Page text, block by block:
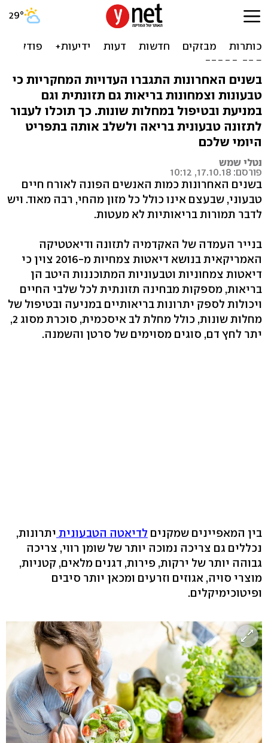
איך להפוך לטבעוני ולעשות
את זה חכם - תפריט לכל
ארוחה
בשנים האחרונות התגברו העדויות המחקריות כי
טבעונות וצמחונות בריאות גם תזונתית וגם
במניעת ובטיפול במחלות שונות. כך תוכלו לעבור
לתזונה טבעונית בריאה ולשלב אותה בתפריט
היומי שלכם
נטלי שמש
פורסם: 17.10.18, 10:12
בשנים האחרונות כמות האנשים הפונה לאורח חיים
טבעוני, שבעצם אינו כולל כל מזון מהחי, רבה מאוד. ויש
לדבר תמורות בריאותיות לא מעטות.
בנייר העמדה של האקדמיה לתזונה ודיאטטיקה
האמריקאית בנושא דיאטות צמחיות מ-2016 צוין כי
דיאטות צמחוניות וטבעוניות המתוכננות היטב הן
בריאות, מספקות מבחינה תזונתית לכל שלבי החיים
ויכולות לספק יתרונות בריאותיים במניעה ובטיפול של
מחלות שונות, כולל מחלת לב איסכמית, סוכרת מסוג 2,
יתר לחץ דם, סוגים מסוימים של סרטן והשמנה.
בין המאפיינים שמקנים לדיאטה הטבעונית יתרונות,
נכללים גם צריכה נמוכה יותר של שומן רווי, צריכה
גבוהה יותר של ירקות, פירות, דגנים מלאים, קטניות,
מוצרי סויה, אגוזים וזרעים ומכאן יותר סיבים
ופיטוכימיקלים.